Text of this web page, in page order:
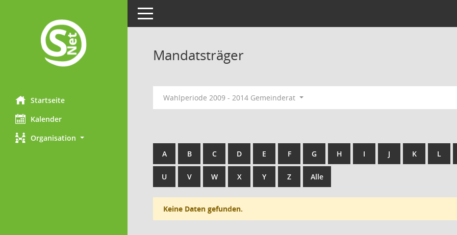
Startseite
Kalender
Organisation
Toggle navigation
Mandatsträger
Wahlperiode 2009 - 2014 Gemeinderat
A B C D E F G H I J K L
U V W X Y Z Alle
Keine Daten gefunden.